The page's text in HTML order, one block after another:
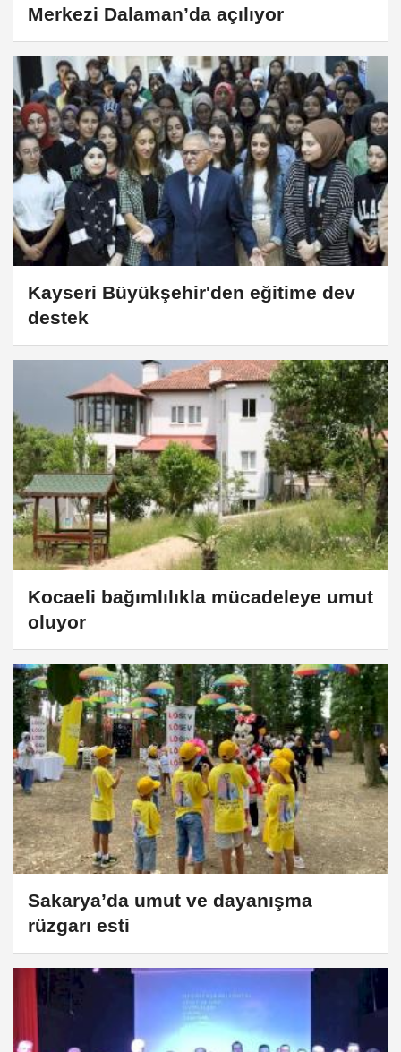
Merkezi Dalaman’da açılıyor
Kayseri Büyükşehir'den eğitime dev
destek
Kocaeli bağımlılıkla mücadeleye umut
oluyor
Sakarya’da umut ve dayanışma
rüzgarı esti